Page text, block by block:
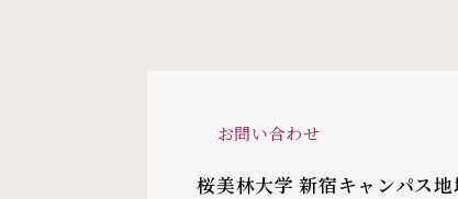
お問い合わせ
桜美林大学 新宿キャンパス